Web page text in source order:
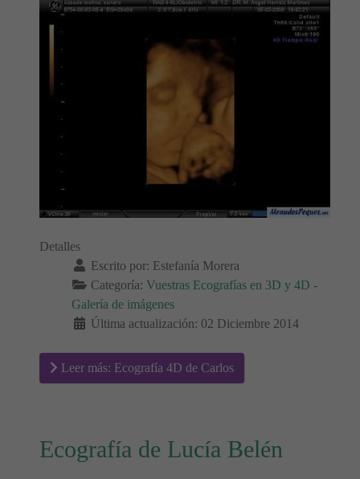
Detalles
Escrito por: Estefanía Morera
Categoría: Vuestras Ecografías en 3D y 4D -
Galería de imágenes
Última actualización: 02 Diciembre 2014
Leer más: Ecografía 4D de Carlos
Ecografía de Lucía Belén